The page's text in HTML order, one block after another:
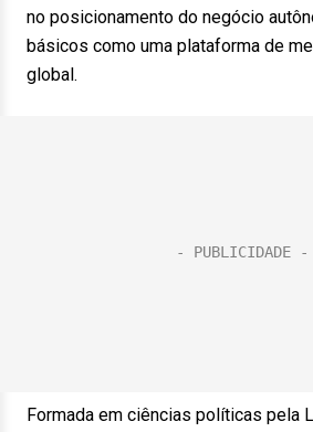
no posicionamento do negócio
básicos como uma plataforma de
global.
Formada em ciências políticas pela